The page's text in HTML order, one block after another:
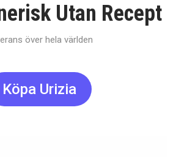
Utan Recept
över hela världen
Köpa Urizia